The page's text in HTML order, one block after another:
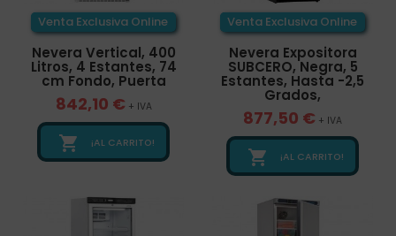
Venta Exclusiva Online
Nevera Vertical, 400
Litros, 4 Estantes, 74
cm Fondo, Puerta
842,10 € + IVA
 ¡AL CARRITO!
Venta Exclusiva Online
Nevera Expositora
SUBCERO, Negra, 5
Estantes, Hasta -2,5
Grados,
877,50 € + IVA
 ¡AL CARRITO!